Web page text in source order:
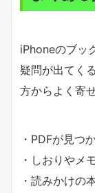
iPhoneのブッ
疑問が出てく
方からよく寄
・PDFが見つ
・しおりやメ
・読みかけの